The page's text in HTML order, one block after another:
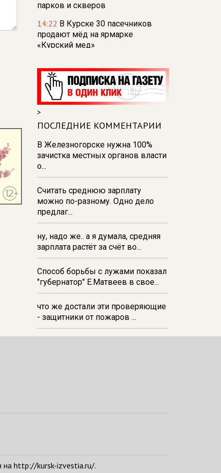
парков и скверов
14:22 В Курске 30 пасечников
продают мёд на ярмарке
«Курский мед»
обнаружили и обезвредили
снаряд времён ВОВ
14:02Парк молодёжи в Курске
пополнили более чем 2 тысячами
новых растений
13:589 августа в Курской области
— облака и дожди
13:40
соли и 500 кг сена
>
ПОСЛЕДНИЕ КОММЕНТАРИИ
В Железногорске нужна 100%
зачистка местных органов власти
о...
Считать среднюю зарплату
можно по-разному. Одно дело
предлаг...
ну, надо же.. а я думала, средняя
зарплата растёт за счёт во...
Способ борьбы с лужами показал
"губернатор" Е.Матвеев в свое...
что же достали эти проверяющие
- защитники от пожаров ...
на http://kursk-izvestia.ru/.